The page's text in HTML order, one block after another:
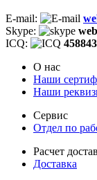
E-mail:
Skype:
ICQ:
О нас
Наши
Наши
Сервис
Отдел по
Расчет
Доставка